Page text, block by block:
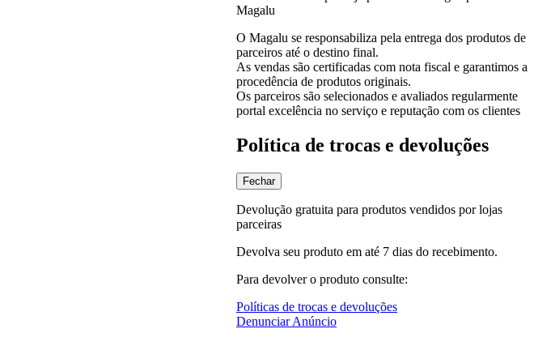
Magalu
O Magalu se responsabiliza pela entrega dos produtos de
parceiros até o destino final.
As vendas são certificadas com nota fiscal e garantimos a
procedência de produtos originais.
Os parceiros são selecionados e avaliados regularmente
portal excelência no serviço e reputação com os clientes
Política de trocas e devoluções
Fechar
Devolução gratuita para produtos vendidos por lojas
parceiras
Devolva seu produto em até 7 dias do recebimento.
Para devolver o produto consulte:
Políticas de trocas e devoluções
Denunciar Anúncio